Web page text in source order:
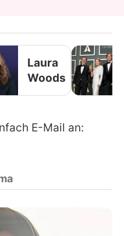
Laura
Woods
E-Mail an: